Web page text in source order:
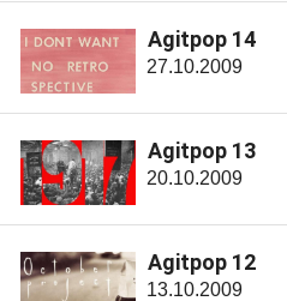
Agitpop 14
27.10.2009
Agitpop 13
20.10.2009
Agitpop 12
13.10.2009